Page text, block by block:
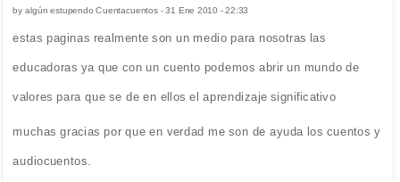
by algún estupendo Cuentacuentos-31 Ene 2010 - 22:33
estas paginas realmente son un medio para nosotras las
educadoras ya que con un cuento podemos abrir un mundo de
valores para que se de en ellos el aprendizaje significativo
muchas gracias por que en verdad me son de ayuda los cuentos y
audiocuentos.